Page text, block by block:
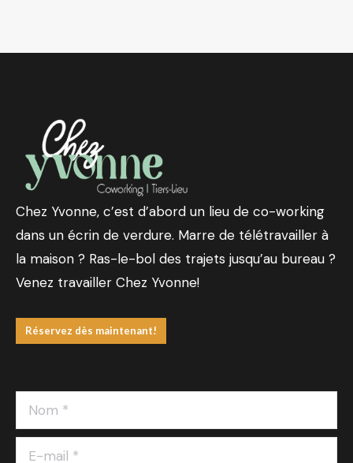
Chez Yvonne, c’est d’abord un lieu de co-working
dans un écrin de verdure. Marre de télétravailler à
la maison ? Ras-le-bol des trajets jusqu’au bureau ?
Venez travailler Chez Yvonne!
Réservez dès maintenant!
Nom *
E-mail *